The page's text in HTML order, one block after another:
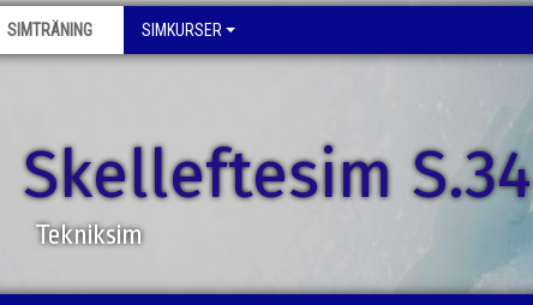
SIMTRÄNING SIMKURSER
Skelleftesim S.34
Tekniksim